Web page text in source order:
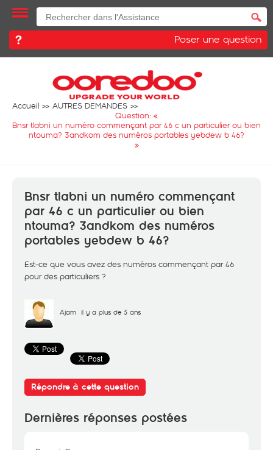
Poser une question
Accueil
AUTRES DEMANDES
Question: «
Bnsr tlabni un numéro commençant par 46 c un particulier ou bien
ntouma? 3andkom des numéros portables yebdew b 46?
»
Bnsr tlabni un numéro commençant
par 46 c un particulier ou bien
ntouma? 3andkom des numéros
portables yebdew b 46?
Est-ce que vous avez des numéros commençant par 46
pour des particuliers ?
Ajam il y a plus de 5 ans
Répondre à cette question
Dernières réponses postées